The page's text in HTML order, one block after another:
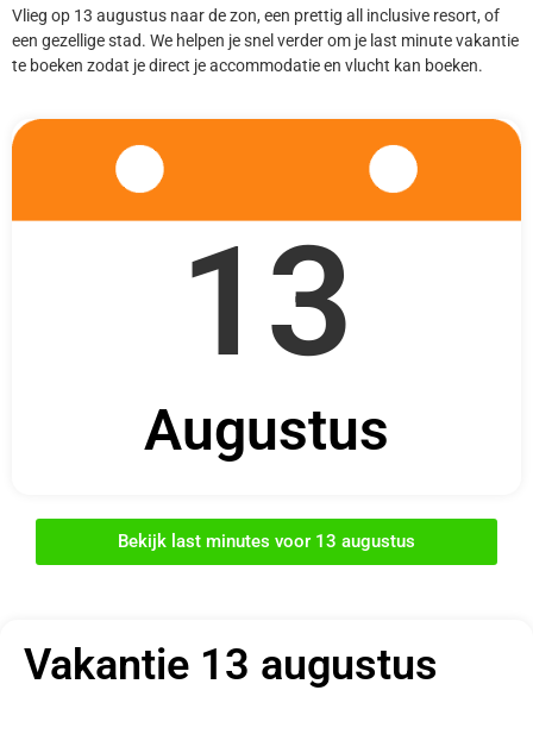
Vlieg op 13 augustus naar de zon, een prettig all inclusive resort, of
een gezellige stad. We helpen je snel verder om je last minute vakantie
te boeken zodat je direct je accommodatie en vlucht kan boeken.
13
Augustus
Bekijk last minutes voor 13 augustus
Vakantie 13 augustus